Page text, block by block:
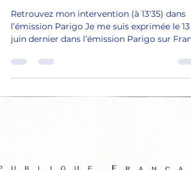
Participation à l'émission
sur France 3 Paris Ile-de-France
sur les défis des fatbikes à
Retrouvez mon intervention (à 13'35) dans
juin dernier dans l’émission Parigo sur
en petite couronne. Cette évolution positive